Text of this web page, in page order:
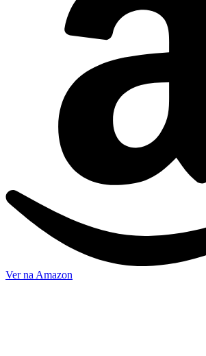
Ver na Amazon